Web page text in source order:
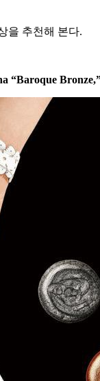
을 추천해 본다.
“Baroque